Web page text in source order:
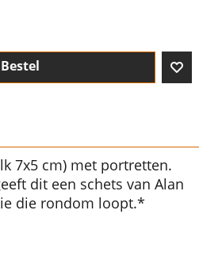
Bestel
7x5 cm) met portretten.
dit een schets van Alan
die rondom loopt.*